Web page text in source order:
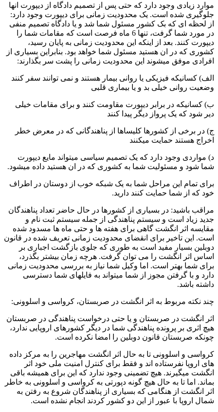
موارد زیادی وجود دارد که حتی پس از تصمیم دادگاه از دیپورت انها
جلوگیری شده است. یک محدودیت زمانی برای دیپورت وجود دارد:
از لحظه ای که بک کشور مسئول شما شد و یا دادگاه تصمیم منفی
در مورد شما گرفت، تنها 6 ماه فرصت است که مقامات شما را
دیپورت کنند. بعد از اینکه این محدودیت زمانی به پایان رسید،
کشوری که در ان هستید مسئول شما خواهد بود. بنابراین بسیاری از
افرادی موفق میشوند این محدودیت زمانی را پشت سر بگذارند:
الف) کسانیکه فیزیکی یا روانی بیمار هستند و نمی توانند سفر کنند
وضعیت روانی خیلی بد و یا بیماری قلبی
ب) کسانیکه در برابر دیپورت مقاومت کنند و برای مقامات خیلی
دیر شود که یک پرواز دیگر پیدا کنند
ج) در برخی از کشورها کلیساها از پناهندگانی که در معرض خطر
اخراج هستند حمایت میکنند
د) مواردی وجود دارد که یک تصمیم سیاسی میتواند مایع دیپورت
شما شود و مسئولیت شما به کشوری که در ان هستید داده میشود.
برای تمام این مراحل شما به یک شبکه خوب از دوستان در اطراف
خود که از شما حمایت کنند دارید.
مراقب باشید: در بسیاری از کشورها در حال حاضر تعداد پناهندگان
جدید زیاد است و سیستم پناهندگی از جمله سیستم ثبت نام و
مقایسه اثر انگشت گاهی برای هفته ها و حتی ماه ها مسدود شده
است. این تاخیر برای انقضای محدودیت زمانی تعریف شده در قانون
دوبلین بسیار مفید است به طوری که جلوی بازگشت اجباری بر
اساس اثر انگشت را می توان گرفت. هرچه زمان بیشتر بگذرد،
برای شما بهتر است. اما وکیل شما نیاز به بررسی محدودیت زمانی
دارد و با گرفتن مجوز از شما میتواند به فایلهای شما دسترسی
داشته باشد.
چند نکته مربوط به اثر انگشت در صربستان، کرواسی و اسلوونی:
اثر انگشت در صربستان و یا حتی درخواست پناهندگی در صربستان
هیچ اثری بر پرونده پناهندگی شما در دیگر کشورهای اروپایی ندارد،
چونکه صربستان قانون دوبلین را امضا نکرده است.
کرواسی و اسلوونی تا به حال اثر انگشت مهاجرین را به مرکز داده
های اروپا نفرستاده اند و فقط برای کنترل امنیت ملی خود اثر
انگشت میگیرند. هیچ تضمینی وجود ندارد که این برای همیشه باقی
بماند. اما تا به حال هیچ گونه دپورتی به کرواسی و اسلوونی به خاطر
اثر انگشت از هنگامی که بسیاری از پناهندگان شروع به رفتن به
شمال اروپا با عبور از این دو کشور کردند انجام نشده است.